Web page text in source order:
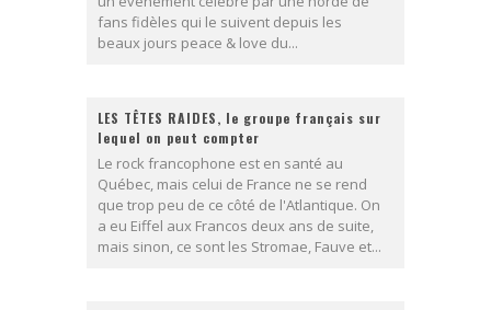
fans fidèles qui le suivent depuis les
beaux jours peace & love du...
LES TÊTES RAIDES, le groupe français sur
lequel on peut compter
Le rock francophone est en santé au
Québec, mais celui de France ne se rend
que trop peu de ce côté de l'Atlantique. On
a eu Eiffel aux Francos deux ans de suite,
mais sinon, ce sont les Stromae, Fauve et...